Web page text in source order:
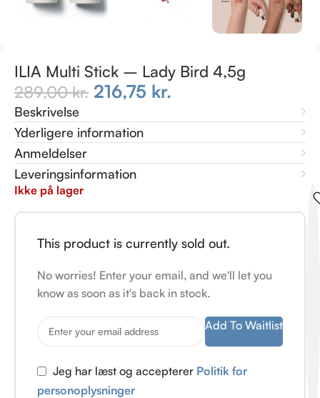
ILIA Multi Stick – Lady Bird 4,5g
289,00kr. 216,75 kr.
Beskrivelse
Yderligere information
Anmeldelser
Leveringsinformation
Ikke på lager
This product is currently sold out.
No worries! Enter your email, and we'll let you
know as soon as it's back in stock.
Add To Waitlist
Jeg har læst og accepterer Politik for
personoplysninger